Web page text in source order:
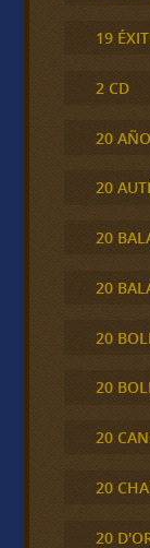
19
2 CD
20
20
20
20
20
20
20
20
20